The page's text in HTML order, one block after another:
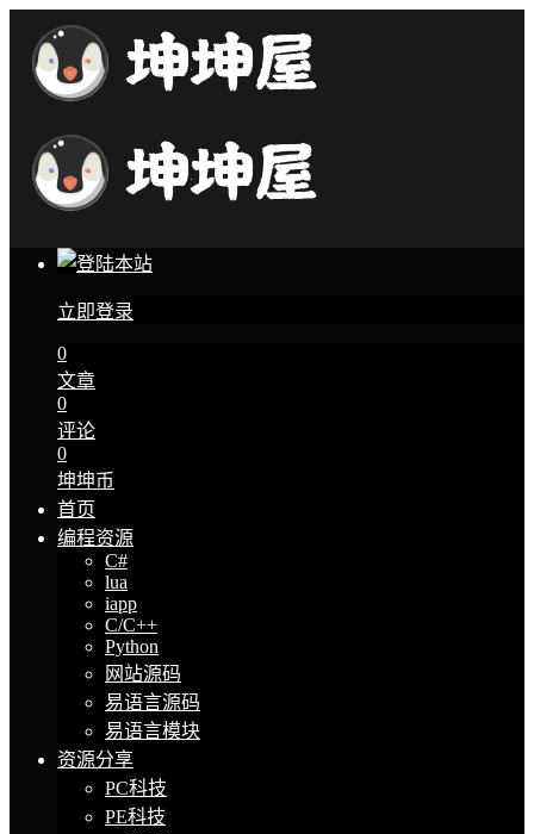
立即登录
0
文章
0
评论
0
坤坤币
首页
编程资源
C#
lua
iapp
C/C++
Python
网站源码
易语言源码
易语言模块
资源分享
PC科技
PE科技